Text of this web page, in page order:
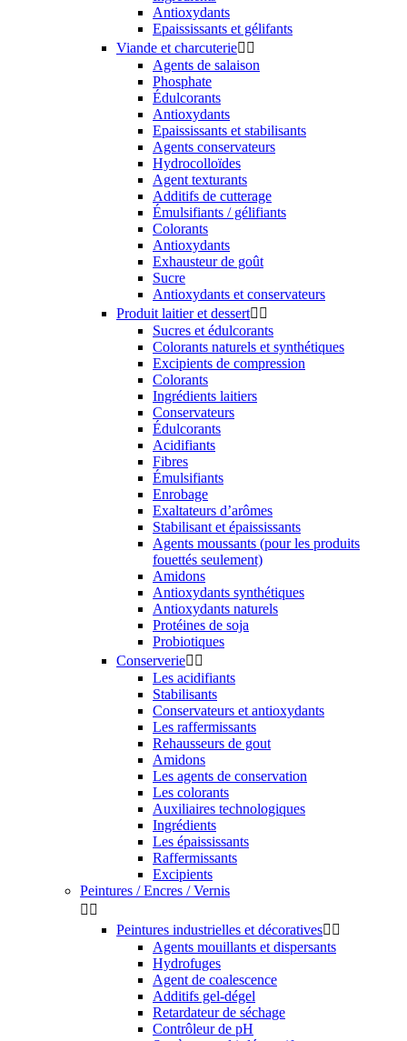
Antioxydants
Epaississants et gélifants
Viande et charcuterie 
Agents de salaison
Phosphate
Édulcorants
Antioxydants
Epaississants et stabilisants
Agents conservateurs
Hydrocolloïdes
Agent texturants
Additifs de cutterage
Émulsifiants / gélifiants
Colorants
Antioxydants
Exhausteur de goût
Sucre
Antioxydants et conservateurs
Produit laitier et dessert 
Sucres et édulcorants
Colorants naturels et synthétiques
Excipients de compression
Colorants
Ingrédients laitiers
Conservateurs
Édulcorants
Acidifiants
Fibres
Émulsifiants
Enrobage
Exaltateurs d’arômes
Stabilisant et épaississants
Agents moussants (pour les produits
fouettés seulement)
Amidons
Antioxydants synthétiques
Antioxydants naturels
Protéines de soja
Probiotiques
Conserverie 
Les acidifiants
Stabilisants
Conservateurs et antioxydants
Les raffermissants
Rehausseurs de gout
Amidons
Les agents de conservation
Les colorants
Auxiliaires technologiques
Ingrédients
Les épaississants
Raffermissants
Excipients
Peintures / Encres / Vernis
 
Peintures industrielles et décoratives 
Agents mouillants et dispersants
Hydrofuges
Agent de coalescence
Additifs gel-dégel
Retardateur de séchage
Contrôleur de pH